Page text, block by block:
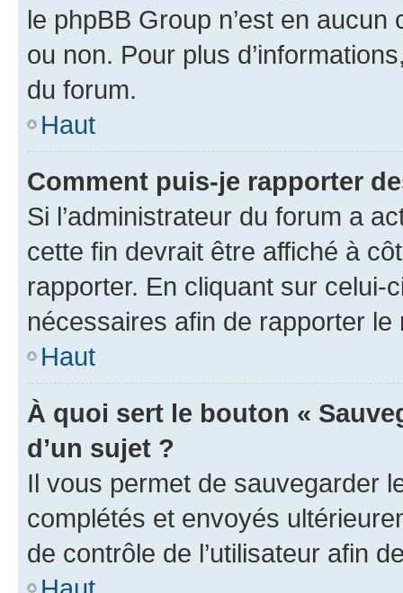
le phpBB Group n’est en
ou non. Pour plus
du forum.
Haut
Comment puis-je rapporter
Si l’administrateur du forum a
cette fin devrait être affiché à
rapporter. En cliquant sur
nécessaires afin de rapporter le
Haut
À quoi sert le bouton «
d’un sujet ?
Il vous permet de sauvegarder
complétés et envoyés
de contrôle de l’utilisateur afin